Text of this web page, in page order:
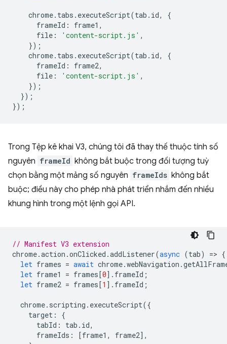
chrome. tabs . executeScript(tab . id,
{
frameId : frame1 ,
file : 'content-script.js' ,
});
chrome. tabs . executeScript(tab . id,
{
frameId : frame2,
file : 'content-script.js' ,
});
});
});
Trong Tệp kê khai V3, chúng tôi đã thay thế thuộc tính số
nguyên frameId không bắt buộc trong đối tượng tuỳ
chọn bằng một mảng số nguyên frameIds không bắt
buộc; điều này cho phép nhà phát triển nhắm đến nhiều
khung hình trong một lệnh gọi API.
// Manifest V3 extension
chrome.action .onClicked .addListener(async (tab) => {
let frames = await chrome.webNavigation .
let frame1 = frames[0]. frameId ;
let frame2 = frames[1 ]. frameId ;
chrome. scripting . executeScript({
target :
{
tabId : tab . id,
frameIds : [frame1 , frame2],